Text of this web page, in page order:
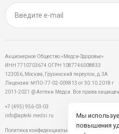
Акционерное Общество «Медси-Здоровье»
ИНН 7710703674 ОГРН 1087746008833
123056, Москва, Грузинский переулок, д.3А
Лицензия: №ЛО-77-02-009813 от 30.10.2018 г
2011-2021 @ Аптеки.Медси. Все права
+7 (495) 956-03-03
info@apteki.medsi.ru
Политика конфиденциальности
Мы
повышения